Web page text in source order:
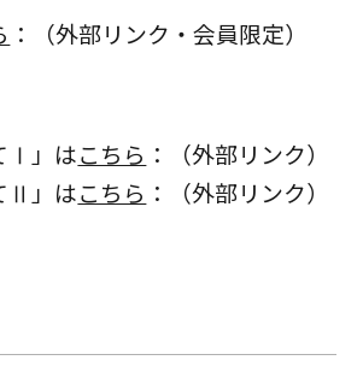
：（外部リンク・会員限定）
Ⅰ」はこちら ：（外部リンク）
Ⅱ」はこちら ：（外部リンク）